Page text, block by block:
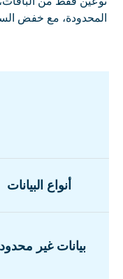
المحدودة، مع خفض
أنواع البيانات
بيانات غير